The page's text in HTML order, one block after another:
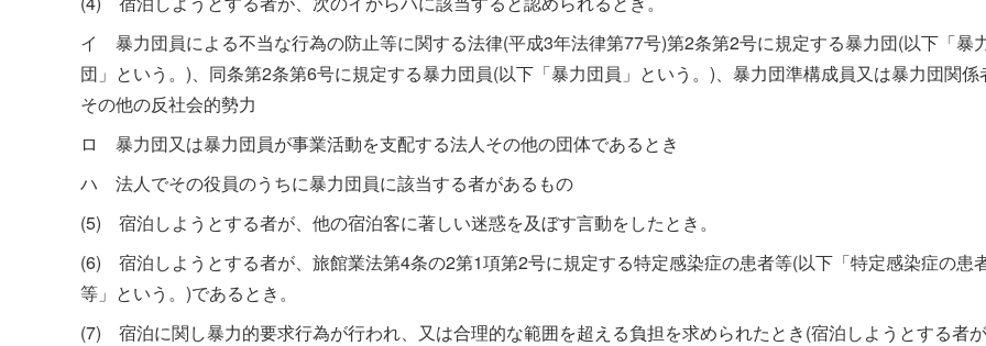
イ 暴力団員による不当な行為の防止等に関する法律(平成3年法律第77号)第2条第2号に規定する暴力団(以下「暴
団」という。)、同条第2条第6号に規定する暴力団員(以下「暴力団員」という。)、暴力団準構成員又は暴力団関係
その他の反社会的勢力
ロ 暴力団又は暴力団員が事業活動を支配する法人その他の団体であるとき
ハ 法人でその役員のうちに暴力団員に該当する者があるもの
(5) 宿泊しようとする者が、他の宿泊客に著しい迷惑を及ぼす言動をしたとき。
(6) 宿泊しようとする者が、旅館業法第4条の2第1項第2号に規定する特定感染症の患者等(以下「特定感染症の患
等」という。)であるとき。
(7) 宿泊に関し暴力的要求行為が行われ、又は合理的な範囲を超える負担を求められたとき(宿泊しようとする者が